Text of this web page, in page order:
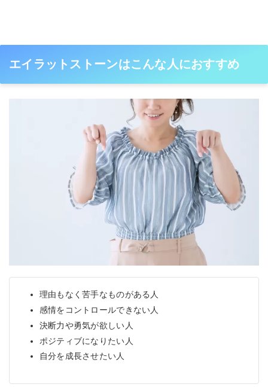
エイラットストーンはこんな人におすすめ
理由もなく苦手なものがある人
感情をコントロールできない人
決断力や勇気が欲しい人
ポジティブになりたい人
自分を成長させたい人